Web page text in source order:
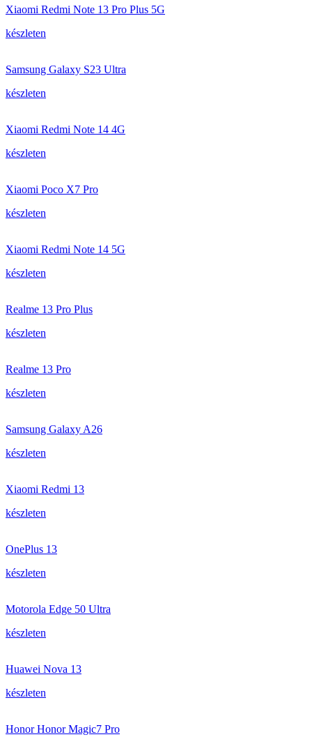
Xiaomi Redmi Note 13 Pro Plus 5G
készleten
Samsung Galaxy S23 Ultra
készleten
Xiaomi Redmi Note 14 4G
készleten
Xiaomi Poco X7 Pro
készleten
Xiaomi Redmi Note 14 5G
készleten
Realme 13 Pro Plus
készleten
Realme 13 Pro
készleten
Samsung Galaxy A26
készleten
Xiaomi Redmi 13
készleten
OnePlus 13
készleten
Motorola Edge 50 Ultra
készleten
Huawei Nova 13
készleten
Honor Honor Magic7 Pro